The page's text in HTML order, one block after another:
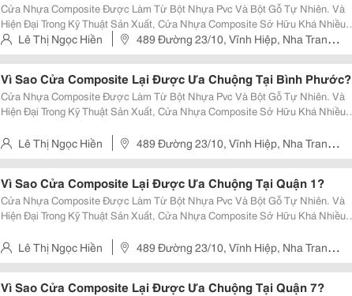
Cửa Nhựa Composite Được Làm Từ Bột Nhựa Pvc Và Bột Gỗ Tự Nhiên. Và
Hiện Đại Trong Kỹ Thuật Sản Xuất, Cửa Nhựa Composite Sở Hữu Khá Nhiều
Điểm Nổi Bật. Giúp Chúng Trở Thành Dòng Cửa Số 1 Hiện Nay Trên Thị
Trường, Thay Thế Các Loại Cửa Nhựa Truyền...
Lê Thị Ngọc Hiền
489 Đường 23/10, Vĩnh Hiệp, Nha Trang,
Khánh Hòa.
Vì Sao Cửa Composite Lại Được Ưa Chuộng Tại Bình Phước?
Cửa Nhựa Composite Được Làm Từ Bột Nhựa Pvc Và Bột Gỗ Tự Nhiên. Và
Hiện Đại Trong Kỹ Thuật Sản Xuất, Cửa Nhựa Composite Sở Hữu Khá Nhiều
Trường, Thay Thế Các Loại Cửa Nhựa Truyền...
Lê Thị Ngọc Hiền
489 Đường 23/10, Vĩnh Hiệp, Nha Trang,
Khánh Hòa.
Vì Sao Cửa Composite Lại Được Ưa Chuộng Tại Quận 1?
Cửa Nhựa Composite Được Làm Từ Bột Nhựa Pvc Và Bột Gỗ Tự Nhiên. Và
Hiện Đại Trong Kỹ Thuật Sản Xuất, Cửa Nhựa Composite Sở Hữu Khá Nhiều
Trường, Thay Thế Các Loại Cửa Nhựa Truyền...
Lê Thị Ngọc Hiền
489 Đường 23/10, Vĩnh Hiệp, Nha Trang,
Khánh Hòa.
Vì Sao Cửa Composite Lại Được Ưa Chuộng Tại Quận 7?